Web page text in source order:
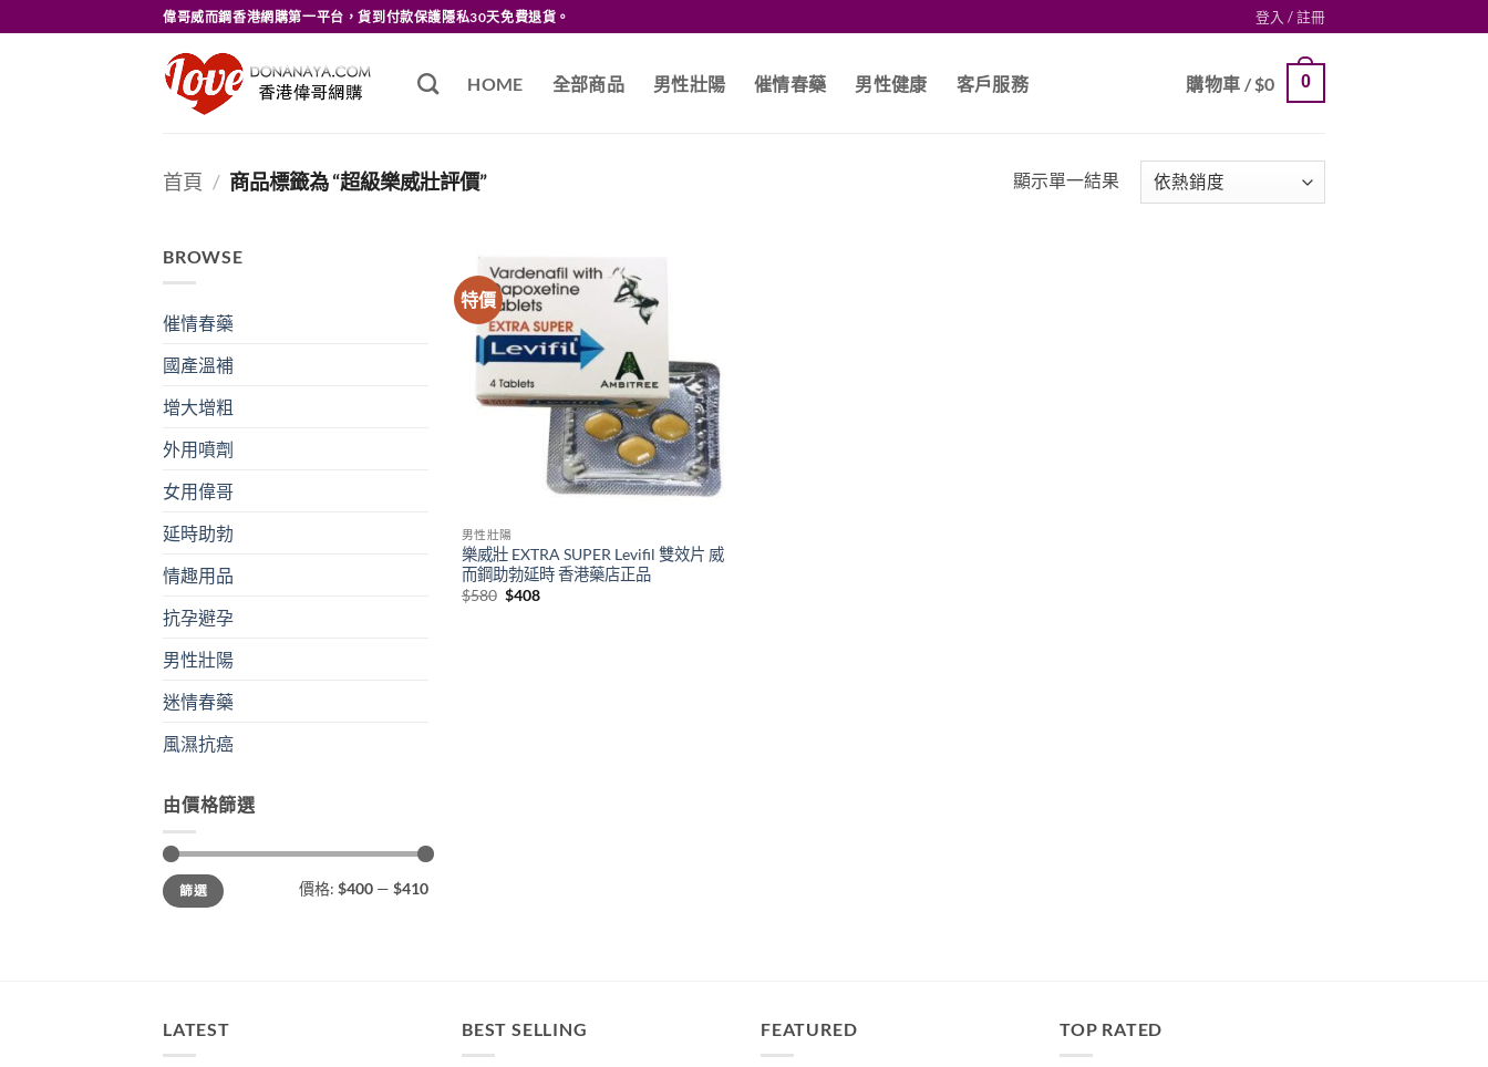
to
偉哥威而鋼香港網購第一平台，貨到付款保護隱私30天免費退貨。 登入 / 註冊
HOME 全部商品 男性壯陽 催情春藥 男性健康 客戶服務 購物車 /$0 0
首頁 / 商品標籤為 “超級樂威壯評價” 顯示單一結果
BROWSE
催情春藥
國產溫補
增大增粗
外用噴劑
女用偉哥
延時助勃
情趣用品
抗孕避孕
男性壯陽
迷情春藥
風濕抗癌
由價格篩選
最
低
價
最
高
價
篩選 價格: $400 — $410
特價
男性壯陽
樂威壯 EXTRA SUPER Levifil 雙效片 威
而鋼助勃延時 香港藥店正品
$580 Original
$408Current
LATEST BEST SELLING FEATURED TOP RATED